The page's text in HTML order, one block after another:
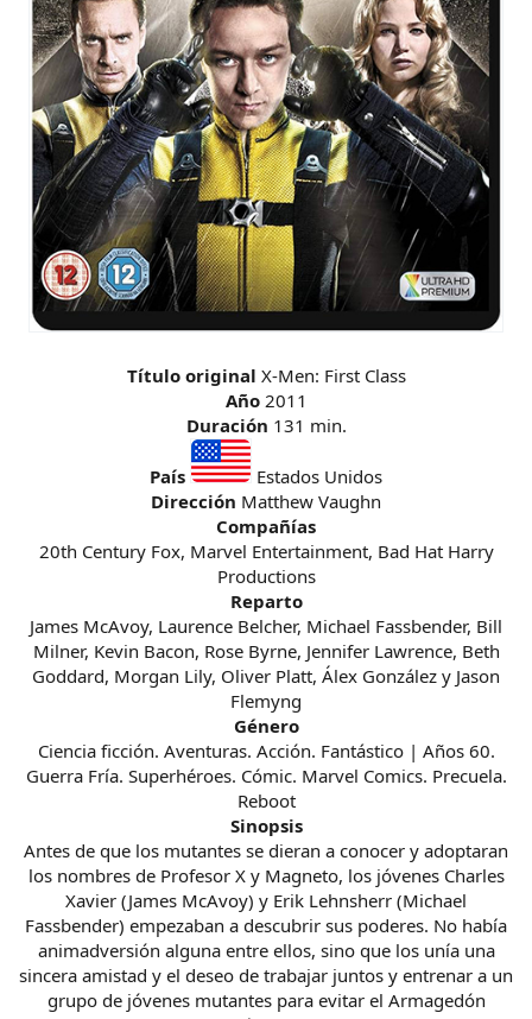
Título original X-Men: First Class
Año2011
Duración 131 min.
País
Estados Unidos
Dirección Matthew Vaughn
Compañías
20th Century Fox, Marvel Entertainment, Bad Hat Harry
Productions
Reparto
James McAvoy, Laurence Belcher, Michael Fassbender, Bill
Milner, Kevin Bacon, Rose Byrne, Jennifer Lawrence, Beth
Goddard, Morgan Lily, Oliver Platt, Álex González y Jason
Flemyng
Género
Ciencia ficción. Aventuras. Acción. Fantástico | Años 60.
Guerra Fría. Superhéroes. Cómic. Marvel Comics. Precuela.
Reboot
Sinopsis
Antes de que los mutantes se dieran a conocer y adoptaran
los nombres de Profesor X y Magneto, los jóvenes Charles
Xavier (James McAvoy) y Erik Lehnsherr (Michael
Fassbender) empezaban a descubrir sus poderes. No había
animadversión alguna entre ellos, sino que los unía una
sincera amistad y el deseo de trabajar juntos y entrenar a un
grupo de jóvenes mutantes para evitar el Armagedón